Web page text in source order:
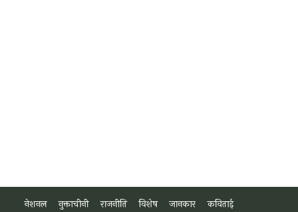
नेशनल नुक्ताचीनी राजनीति विशेष जानकार कविताई